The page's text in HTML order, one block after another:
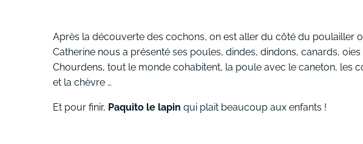
Après la découverte des cochons, on est aller du côté du poulailler
Catherine nous a présenté ses poules, dindes, dindons, canards, oies
Chourdens, tout le monde cohabitent, la poule avec le caneton, les
et la chèvre …
Et pour finir, Paquito le lapin qui plait beaucoup aux enfants !